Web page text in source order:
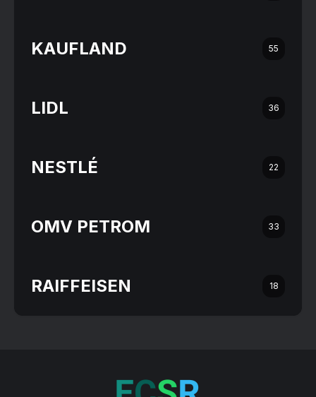
KAUFLAND 55
LIDL 36
NESTLÉ 22
OMV PETROM 33
RAIFFEISEN 18